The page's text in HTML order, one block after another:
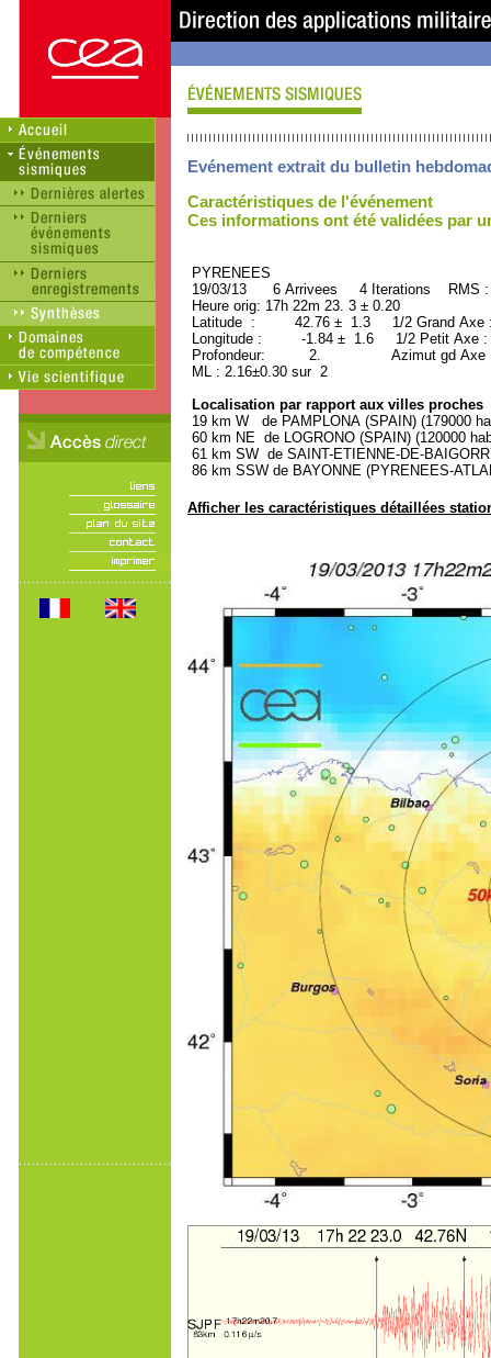
Evénement extrait du bulletin
Caractéristiques de l'événement
Ces informations ont été validées par
PYRENEES ORID :
19/03/13 6 Arrivees 4 Iterations RMS
Heure orig: 17h 22m 23. 3 ± 0.20
Latitude : 42.76 ± 1.3 1/2 Grand
Longitude : -1.84 ± 1.6 1/2 Petit Axe
Profondeur: 2. Azimut gd Axe :
ML : 2.16±0.30 sur 2
Localisation par rapport aux villes proches
19 km W de PAMPLONA (SPAIN) (179000
60 km NE de LOGRONO (SPAIN) (120000
61 km SW de SAINT-ETIENNE-DE-
86 km SSW de BAYONNE (PYRENEES-
Afficher les caractéristiques détaillées